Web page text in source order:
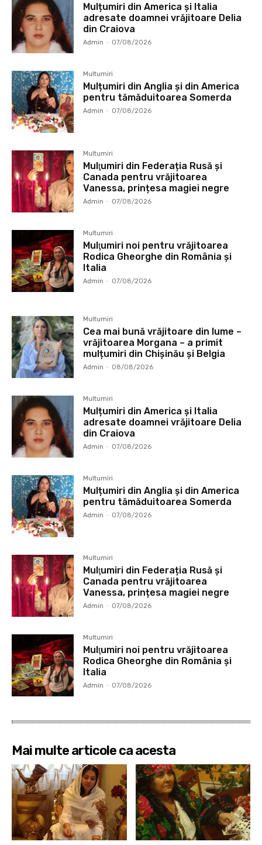
Mulțumiri din America și Italia
adresate doamnei vrăjitoare Delia
din Craiova
Admin - 07/08/2026
Multumiri
Mulțumiri din Anglia și din America
pentru tămăduitoarea Somerda
Admin - 07/08/2026
Multumiri
Mulţumiri din Federația Rusă și
Canada pentru vrăjitoarea
Vanessa, prințesa magiei negre
Admin - 07/08/2026
Multumiri
Mulţumiri noi pentru vrăjitoarea
Rodica Gheorghe din România și
Italia
Admin - 07/08/2026
Multumiri
Cea mai bună vrăjitoare din lume –
vrăjitoarea Morgana – a primit
mulțumiri din Chișinău și Belgia
Admin - 08/08/2026
Multumiri
Mulțumiri din America și Italia
adresate doamnei vrăjitoare Delia
din Craiova
Admin - 07/08/2026
Multumiri
Mulțumiri din Anglia și din America
pentru tămăduitoarea Somerda
Admin - 07/08/2026
Multumiri
Mulţumiri din Federația Rusă și
Canada pentru vrăjitoarea
Vanessa, prințesa magiei negre
Admin - 07/08/2026
Multumiri
Mulţumiri noi pentru vrăjitoarea
Rodica Gheorghe din România și
Italia
Admin - 07/08/2026
Mai multe articole ca acesta